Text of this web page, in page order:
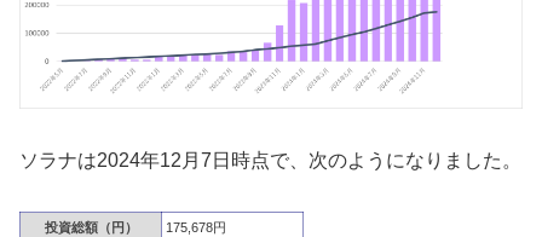
ソラナは2024年12月7日時点で、次のようになりました。
投資総額（円） 175,678円